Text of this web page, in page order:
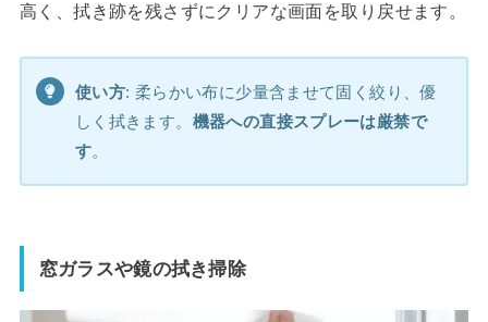
高く、拭き跡を残さずにクリアな画面を取り戻せます。
使い方: 柔らかい布に少量含ませて固く絞り、優
しく拭きます。 機器への直接スプレーは厳禁で
す。
窓ガラスや鏡の拭き掃除